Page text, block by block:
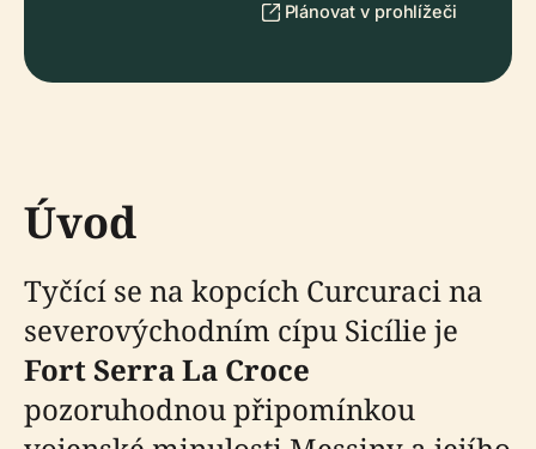
Plánovat v prohlížeči
Úvod
Tyčící se na kopcích Curcuraci na
severovýchodním cípu Sicílie je
Fort Serra La Croce
pozoruhodnou připomínkou